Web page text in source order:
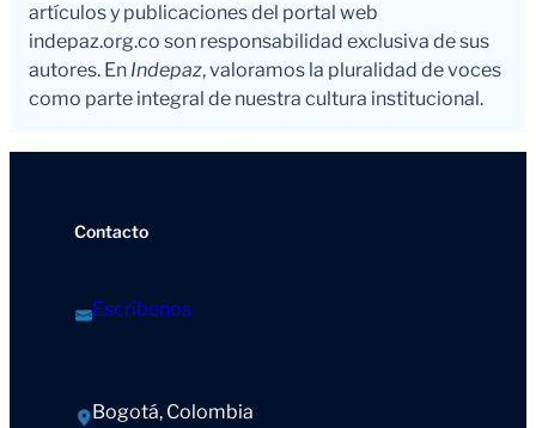
artículos y publicaciones del portal web
indepaz.org.co son responsabilidad exclusiva de sus
autores. En Indepaz, valoramos la pluralidad de voces
como parte integral de nuestra cultura institucional.
Contacto
Escríbenos
Bogotá, Colombia